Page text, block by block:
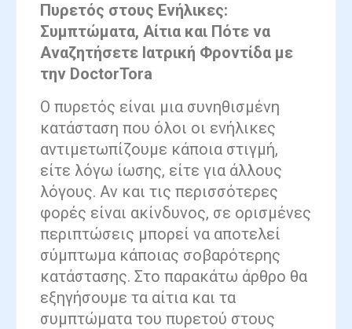
Πυρετός στους Ενήλικες:
Συμπτώματα, Αίτια και Πότε να
Αναζητήσετε Ιατρική Φροντίδα με
την DoctorTora
Ο πυρετός είναι μια συνηθισμένη
κατάσταση που όλοι οι ενήλικες
αντιμετωπίζουμε κάποια στιγμή,
είτε λόγω ίωσης, είτε για άλλους
λόγους. Αν και τις περισσότερες
φορές είναι ακίνδυνος, σε ορισμένες
περιπτώσεις μπορεί να αποτελεί
σύμπτωμα κάποιας σοβαρότερης
κατάστασης. Στο παρακάτω άρθρο θα
εξηγήσουμε τα αίτια και τα
συμπτώματα του πυρετού στους